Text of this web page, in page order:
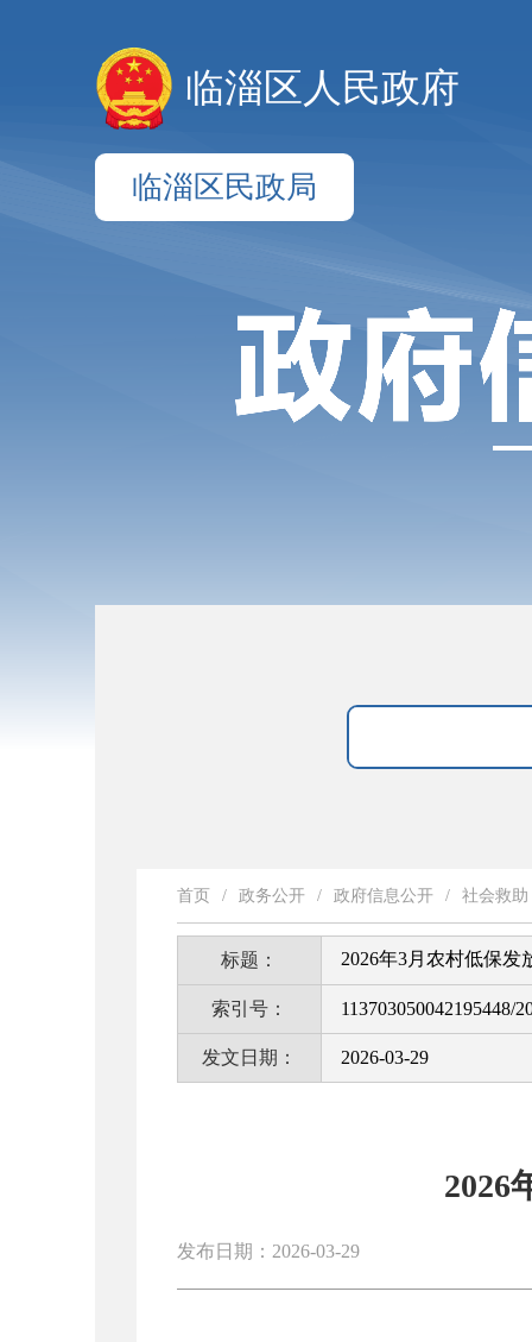
临淄区人民政府
临淄区民政局
首页 / 政务公开 / 政府信息公开 / 社会救助
标题： 2026年3月农村低保发
索引号： 113703050042195448/
发文日期： 2026-03-29
2026
发布日期：2026-03-29